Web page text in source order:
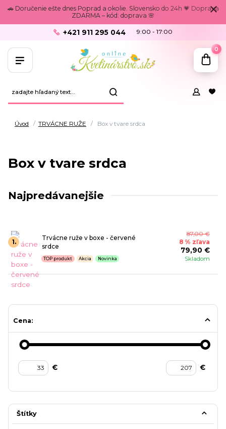
🚗 Doručenie ešte dnes Poprad a okolie. Slovensko do 24h 💗 Doprava
ZDARMA – kód: doprava 🌸
+421 911 295 044 9:00 - 17:00
0
Úvod TRVÁCNE RUŽE Box v tvare srdca
Box v tvare srdca
Najpredávanejšie
1.
Trvácne ruže v boxe - červené
srdce
Skladom
TOP produkt Akcia Novinka
87,00 €
8 % zľava
79,90 €
Cena:
€ €
Štítky